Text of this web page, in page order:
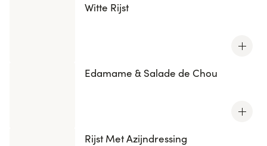
Witte Rijst
Edamame & Salade de Chou
Rijst Met Azijndressing